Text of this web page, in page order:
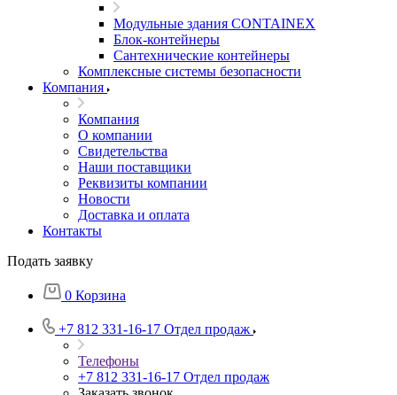
Модульные здания CONTAINEX
Блок-контейнеры
Сантехнические контейнеры
Комплексные системы безопасности
Компания
Компания
О компании
Свидетельства
Наши поставщики
Реквизиты компании
Новости
Доставка и оплата
Контакты
Подать заявку
0 Корзина
+7 812 331-16-17 Отдел продаж
Телефоны
+7 812 331-16-17 Отдел продаж